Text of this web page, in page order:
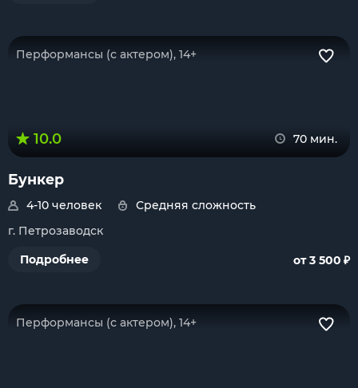
Перформансы (с актером), 14+
10.0 70 мин.
Бункер
4-10 человек
Средняя сложность
г. Петрозаводск
Подробнее
от 3 500 ₽
Перформансы (с актером), 14+